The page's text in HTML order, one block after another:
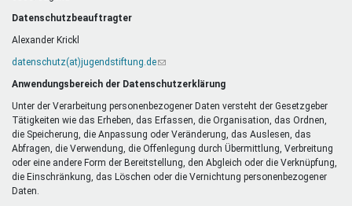
Datenschutzbeauftragter
Alexander Krickl
datenschutz(at)jugendstiftung.de(Link
E-
Mail)
Anwendungsbereich der Datenschutzerklärung
Unter der Verarbeitung personenbezogener Daten versteht der Gesetzgeber
Tätigkeiten wie das Erheben, das Erfassen, die Organisation, das Ordnen,
die Speicherung, die Anpassung oder Veränderung, das Auslesen, das
Abfragen, die Verwendung, die Offenlegung durch Übermittlung, Verbreitung
oder eine andere Form der Bereitstellung, den Abgleich oder die Verknüpfung,
die Einschränkung, das Löschen oder die Vernichtung personenbezogener
Daten.